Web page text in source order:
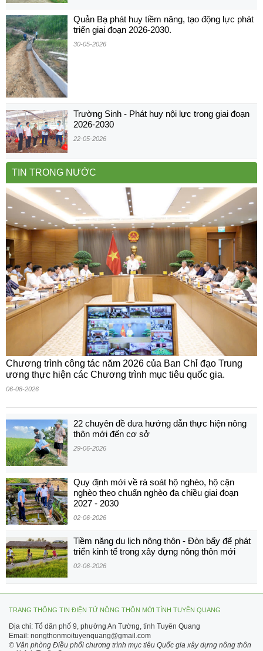
Quản Bạ phát huy tiềm năng, tạo động lực phát
triển giai đoạn 2026-2030.
30-05-2026
Trường Sinh - Phát huy nội lực trong giai đoạn
2026-2030
22-05-2026
TIN TRONG NƯỚC
Chương trình công tác năm 2026 của Ban Chỉ đạo Trung
ương thực hiện các Chương trình mục tiêu quốc gia.
06-08-2026
22 chuyên đề đưa hướng dẫn thực hiện nông
thôn mới đến cơ sở
29-06-2026
Quy định mới về rà soát hộ nghèo, hộ cận
nghèo theo chuẩn nghèo đa chiều giai đoạn
2027 - 2030
02-06-2026
Tiềm năng du lịch nông thôn - Đòn bẩy để phát
triển kinh tế trong xây dựng nông thôn mới
02-06-2026
TRANG THÔNG TIN ĐIỆN TỬ NÔNG THÔN MỚI TỈNH TUYÊN QUANG
Địa chỉ: Tổ dân phố 9, phường An Tường, tỉnh Tuyên Quang
Email: nongthonmoituyenquang@gmail.com
© Văn phòng Điều phối chương trình mục tiêu Quốc gia xây dựng nông thôn